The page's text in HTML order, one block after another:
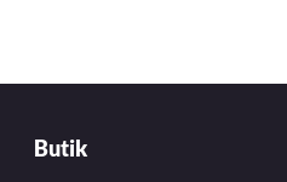
Butik